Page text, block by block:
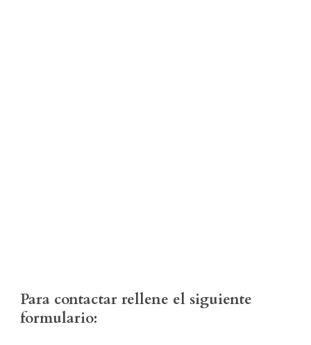
Para contactar rellene el siguiente
formulario: